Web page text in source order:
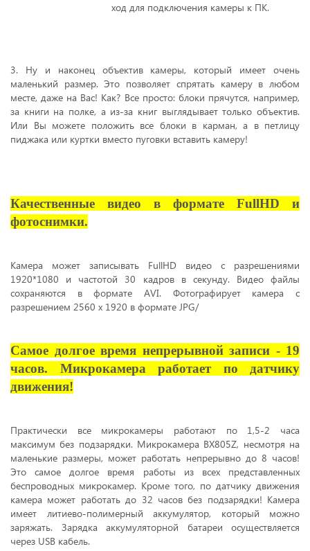
ход для подключения камеры к ПК.
3. Ну и наконец объектив камеры, который имеет очень
маленький размер. Это позволяет спрятать камеру в любом
месте, даже на Вас! Как? Все просто: блоки прячутся, например,
за книги на полке, а из-за книг выглядывает только объектив.
Или Вы можете положить все блоки в карман, а в петлицу
пиджака или куртки вместо пуговки вставить камеру!
Качественные видео в формате FullHD и
фотоснимки.
Камера может записывать FullHD видео с разрешениями
1920*1080 и частотой 30 кадров в секунду. Видео файлы
сохраняются в формате AVI. Фотографирует камера с
разрешением 2560 х 1920 в формате JPG/
Самое долгое время непрерывной записи - 19
часов. Микрокамера работает по датчику
движения!
Практически все микрокамеры работают по 1,5-2 часа
максимум без подзарядки. Микрокамера BX805Z, несмотря на
маленькие размеры, может работать непрерывно до 8 часов!
Это самое долгое время работы из всех представленных
беспроводных микрокамер. Кроме того, по датчику движения
камера может работать до 32 часов без подзарядки! Камера
имеет литиево-полимерный аккумулятор, который можно
заряжать. Зарядка аккумуляторной батареи осуществляется
через USB кабель.